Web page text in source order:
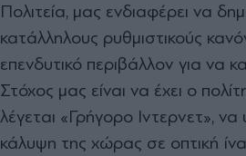
Πολιτεία, μας ενδιαφέρει να
κατάλληλους ρυθμιστικούς
επενδυτικό περιβάλλον για να
Στόχος μας είναι να έχει ο
λέγεται «Γρήγορο Ιντερνετ», να
κάλυψη της χώρας σε οπτική